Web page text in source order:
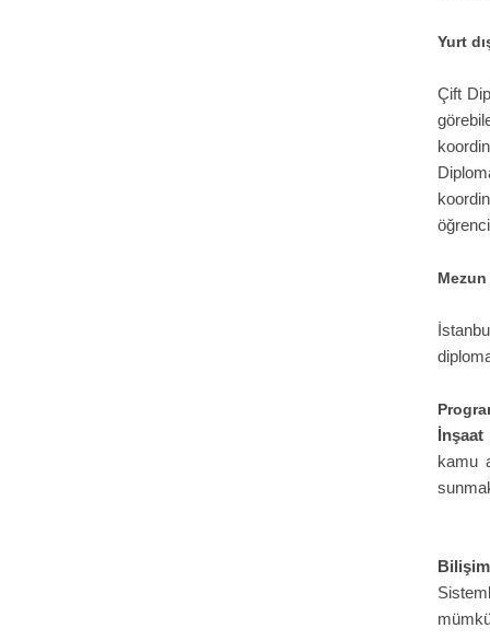
Yurt
Çift
kamu